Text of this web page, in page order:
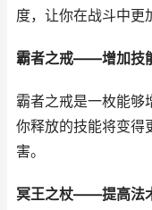
度，让你在战斗中更
霸者之戒——增加技
霸者之戒是一枚能够
你释放的技能将变得
害。
冥王之杖——提高法